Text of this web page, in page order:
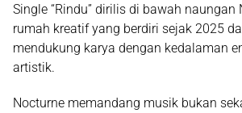
Single “Rindu” dirilis di bawah naungan
rumah kreatif yang berdiri sejak 2025
mendukung karya dengan kedalaman
artistik.
Nocturne memandang musik bukan